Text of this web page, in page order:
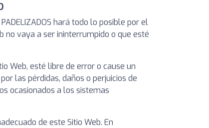
hará todo lo posible por el
no vaya a ser ininterrumpido o que esté
Web, esté libre de error o cause un
las pérdidas, daños o perjuicios de
ocasionados a los sistemas
de este Sitio Web. En